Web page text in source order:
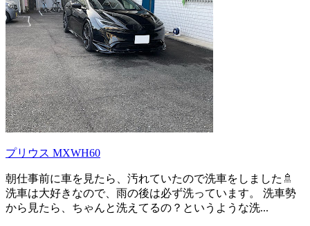
プリウス MXWH60
朝仕事前に車を見たら、汚れていたので洗車をしました🚿
洗車は大好きなので、雨の後は必ず洗っています。 洗車勢
から見たら、ちゃんと洗えてるの？というような洗...